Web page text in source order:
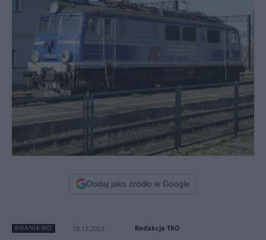
Dodaj jako źródło w Google
BRANIEWO 18.12.2023 Redakcja TKO